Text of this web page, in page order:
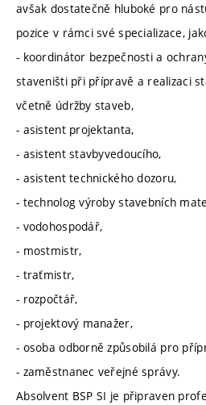
avšak dostatečně hluboké pro
pozice v rámci své specializace,
- koordinátor bezpečnosti a
staveništi při přípravě a realizaci
včetně údržby staveb,
- asistent projektanta,
- asistent stavbyvedoucího,
- asistent technického dozoru,
- technolog výroby stavebních
- vodohospodář,
- mostmistr,
- traťmistr,
- rozpočtář,
- projektový manažer,
- osoba odborně způsobilá pro
- zaměstnanec veřejné správy.
Absolvent BSP SI je připraven